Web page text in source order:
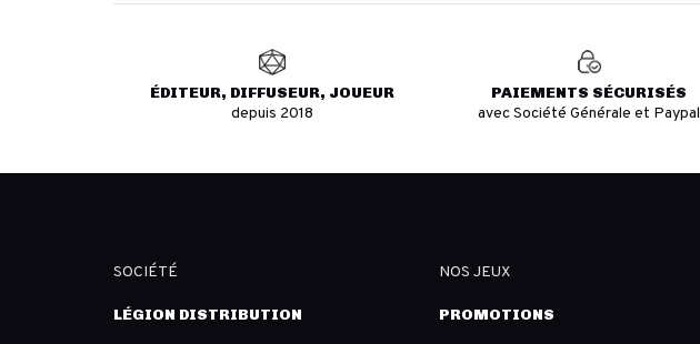
ÉDITEUR, DIFFUSEUR, JOUEUR
depuis 2018
PAIEMENTS SÉCURISÉS
avec Société Générale et Paypal
SOCIÉTÉ
LÉGION DISTRIBUTION
NOS JEUX
PROMOTIONS